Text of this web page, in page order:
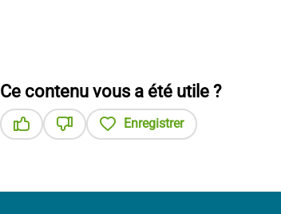
Ce contenu vous a été utile ?
Enregistrer